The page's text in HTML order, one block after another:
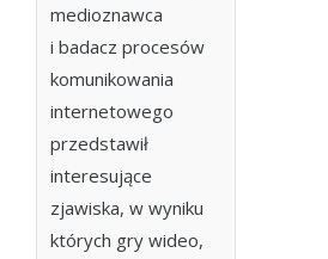
medioznawca
i badacz procesów
komunikowania
internetowego
przedstawił
interesujące
zjawiska, w wyniku
których gry wideo,